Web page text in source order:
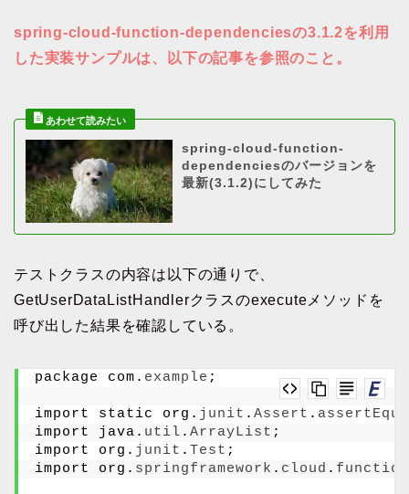
spring-cloud-function-dependenciesの3.1.2を利用
した実装サンプルは、以下の記事を参照のこと。
spring-cloud-function-
dependenciesのバージョンを
最新(3.1.2)にしてみた
テストクラスの内容は以下の通りで、
GetUserDataListHandlerクラスのexecuteメソッドを
呼び出した結果を確認している。
package com. example ;
import static org. junit . Assert .
import java. util . ArrayList ;
import org. junit . Test ;
import org. springframework . cloud . function